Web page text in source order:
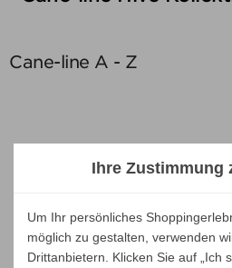
Cane-line A - Z
Ihre Zustimmung
Um Ihr persönliches
möglich zu gestalten, verwenden
Drittanbietern. Klicken Sie auf „Ich